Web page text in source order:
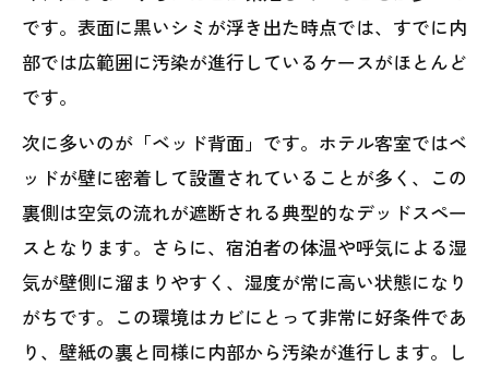
です。表面に黒いシミが浮き出た時点では、すでに内
部では広範囲に汚染が進行しているケースがほとんど
です。
次に多いのが「ベッド背面」です。ホテル客室ではベ
ッドが壁に密着して設置されていることが多く、この
裏側は空気の流れが遮断される典型的なデッドスペー
スとなります。さらに、宿泊者の体温や呼気による湿
気が壁側に溜まりやすく、湿度が常に高い状態になり
がちです。この環境はカビにとって非常に好条件であ
り、壁紙の裏と同様に内部から汚染が進行します。し